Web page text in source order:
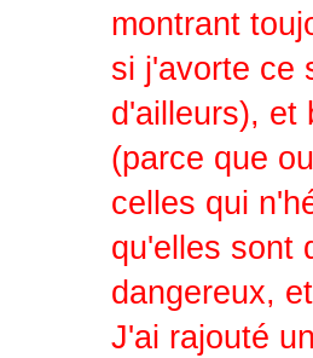
montrant
si j'avorte ce
d'ailleurs), et
(parce que
celles qui
qu'elles sont
dangereux,
J'ai rajouté